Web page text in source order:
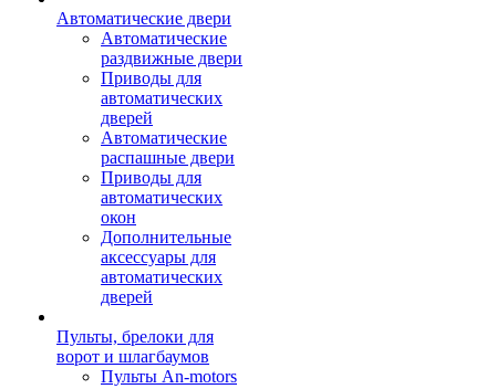
Автоматические двери
Автоматические
раздвижные двери
Приводы для
автоматических
дверей
Автоматические
распашные двери
Приводы для
автоматических
окон
Дополнительные
аксессуары для
автоматических
дверей
Пульты, брелоки для
ворот и шлагбаумов
Пульты An-motors